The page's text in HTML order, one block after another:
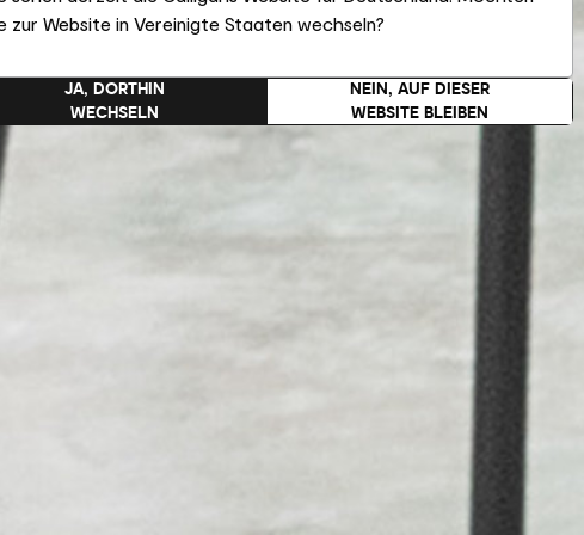
zur Website in Vereinigte Staaten wechseln?
NEIN, AUF DIESER
WEBSITE BLEIBEN
JA, DORTHIN
WECHSELN